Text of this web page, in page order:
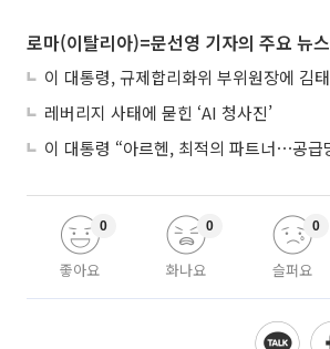
로마(이탈리아)=문선영 기자의 주요 뉴스
레버리지 사태에 묻힌 ‘AI 청사진’
좋아요
0
화나요
0
슬퍼요
0